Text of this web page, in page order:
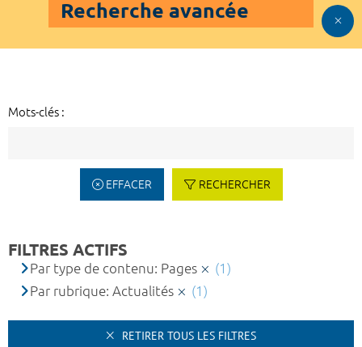
Recherche avancée
Mots-clés :
EFFACER RECHERCHER
FILTRES ACTIFS
Par type de contenu: Pages
(1)
Par rubrique: Actualités
(1)
RETIRER TOUS LES FILTRES